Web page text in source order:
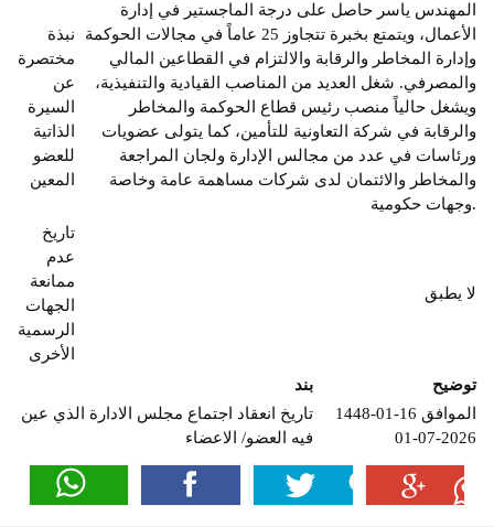
نبذة
مختصرة
عن
السيرة
الذاتية
للعضو
المعين
المهندس ياسر حاصل على درجة الماجستير في إدارة
الأعمال، ويتمتع بخبرة تتجاوز 25 عاماً في مجالات الحوكمة
وإدارة المخاطر والرقابة والالتزام في القطاعين المالي
والمصرفي. شغل العديد من المناصب القيادية والتنفيذية،
ويشغل حالياً منصب رئيس قطاع الحوكمة والمخاطر
والرقابة في شركة التعاونية للتأمين، كما يتولى عضويات
ورئاسات في عدد من مجالس الإدارة ولجان المراجعة
والمخاطر والائتمان لدى شركات مساهمة عامة وخاصة
وجهات حكومية.
تاريخ
عدم
ممانعة
الجهات
الرسمية
الأخرى
لا يطبق
بند
توضيح
تاريخ انعقاد اجتماع مجلس الادارة الذي عين
فيه العضو/ الاعضاء
1448-01-16 الموافق
2026-07-01